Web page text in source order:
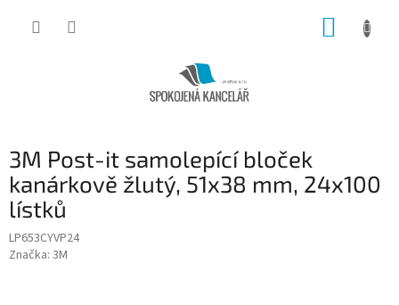
3M Post-it samolepící bloček
kanárkově žlutý, 51x38 mm, 24x100
lístků
LP653CYVP24
Značka: 3M